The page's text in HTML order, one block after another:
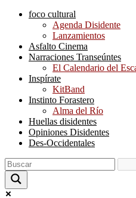
foco cultural
Agenda Disidente
Lanzamientos
Asfalto Cinema
Narraciones Transeúntes
El Calendario del
Inspírate
KitBand
Instinto Forastero
Alma del Río
Huellas disidentes
Opiniones Disidentes
Des-Occidentales